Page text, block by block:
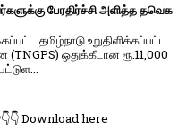
பேரதிர்ச்சி அளித்த தவெக
தமிழ்நாடு உறுதிளிக்கப்பட்ட
(TNGPS) ஒதுக்கீடான ரூ.11,000
Download here